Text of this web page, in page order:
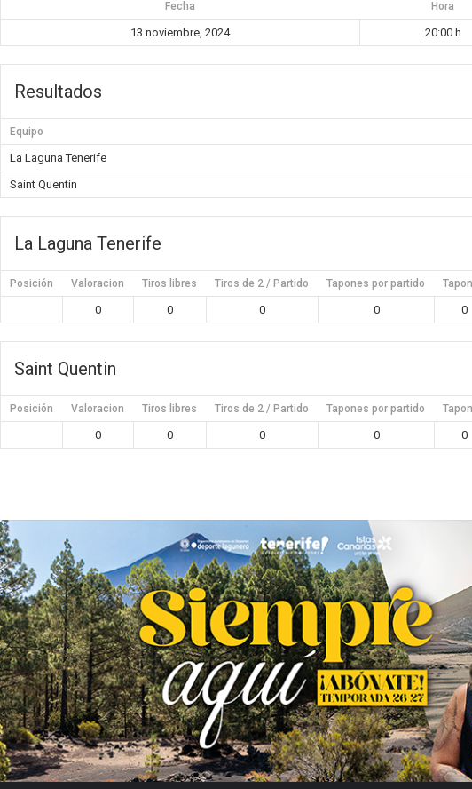
Fecha Hora
13 noviembre, 2024 20:00 h
Resultados
Equipo
La Laguna Tenerife
Saint Quentin
La Laguna Tenerife
Posición Valoracion Tiros libres Tiros de 2 / Partido Tapones por partido
0 0 0 0 0
Saint Quentin
Posición Valoracion Tiros libres Tiros de 2 / Partido Tapones por partido
0 0 0 0 0